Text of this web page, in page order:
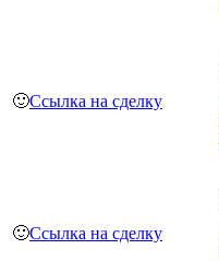
🙂Ссылка на сделку
🙂Ссылка на сделку